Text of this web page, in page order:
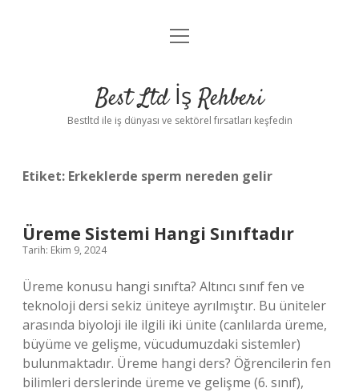
Anasayfa
Yasal Uyarı
menüyü
Best Ltd İş Rehberi
Bestltd ile iş dünyası ve sektörel fırsatları keşfedin
Etiket: Erkeklerde sperm nereden gelir
Üreme Sistemi Hangi Sınıftadır
Tarih: Ekim 9, 2024
Üreme konusu hangi sınıfta? Altıncı sınıf fen ve
teknoloji dersi sekiz üniteye ayrılmıştır. Bu üniteler
arasında biyoloji ile ilgili iki ünite (canlılarda üreme,
büyüme ve gelişme, vücudumuzdaki sistemler)
bulunmaktadır. Üreme hangi ders? Öğrencilerin fen
bilimleri derslerinde üreme ve gelişme (6. sınıf),